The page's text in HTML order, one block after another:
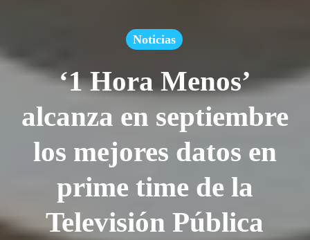
Noticias
‘1 Hora Menos’
alcanza en septiembre
los mejores datos en
prime time de la
Televisión Pública